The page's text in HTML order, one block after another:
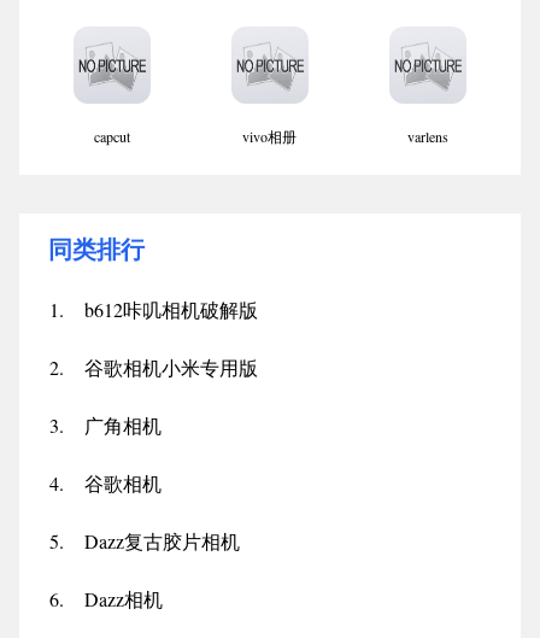
capcut vivo相册 varlens
同类排行
1. b612咔叽相机破解版
2. 谷歌相机小米专用版
3. 广角相机
4. 谷歌相机
5. Dazz复古胶片相机
6. Dazz相机